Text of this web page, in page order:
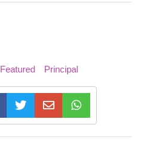
Featured Principal